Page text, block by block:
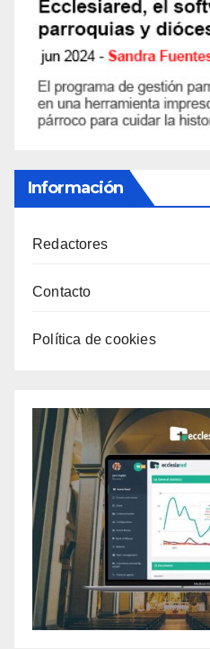
Información
Redactores
Contacto
Política de cookies